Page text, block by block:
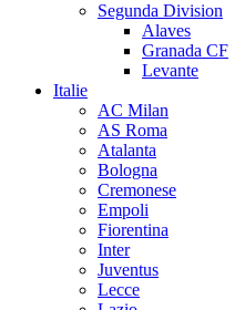
Segunda Division
Alaves
Granada CF
Levante
Italie
AC Milan
AS Roma
Atalanta
Bologna
Cremonese
Empoli
Fiorentina
Inter
Juventus
Lecce